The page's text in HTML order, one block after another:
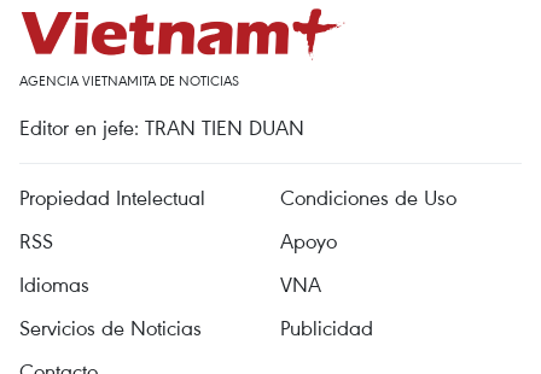
AGENCIA VIETNAMITA DE NOTICIAS
Editor en jefe: TRAN TIEN DUAN
Propiedad Intelectual
Condiciones de Uso
RSS
Apoyo
Idiomas
VNA
Servicios de Noticias
Publicidad